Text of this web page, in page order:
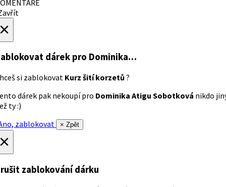
dárek pro Dominika…
si zablokovat Kurz šití korzetů ?
dárek pak nekoupí pro Dominika Atigu Sobotková nikdo
ty :)
zablokovat
× Zpět
zablokování dárku